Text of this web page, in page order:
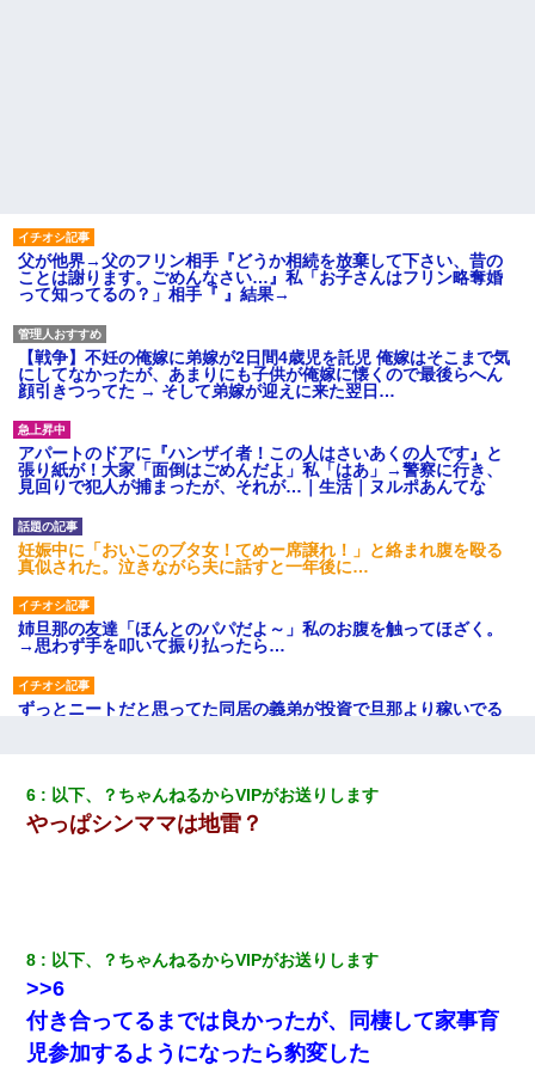
父が他界→父のフリン相手『どうか相続を放棄して下さい、昔の
ことは謝ります。ごめんなさい…』私「お子さんはフリン略奪婚
って知ってるの？」相手『 』結果→
【戦争】不妊の俺嫁に弟嫁が2日間4歳児を託児 俺嫁はそこまで気
にしてなかったが、あまりにも子供が俺嫁に懐くので最後らへん
顔引きつってた → そして弟嫁が迎えに来た翌日…
アパートのドアに『ハンザイ者！この人はさいあくの人です』と
張り紙が！大家「面倒はごめんだよ」私「はあ」→警察に行き、
見回りで犯人が捕まったが、それが…｜生活｜ヌルポあんてな
妊娠中に「おいこのブタ女！てめー席譲れ！」と絡まれ腹を殴る
真似された。泣きながら夫に話すと一年後に…
姉旦那の友達「ほんとのパパだよ～」私のお腹を触ってほざく。
→思わず手を叩いて振り払ったら…
ずっとニートだと思ってた同居の義弟が投資で旦那より稼いでる
【不幸な結婚式】新郎親族「ブスのくせにドレスなんか着ちゃっ
てさ～ほんと恥ずかしいわよね～（大声」新郎両親「！！！（土
下座」→ 結果・・・
ナンパにほいほい付いていった私、地獄に落ちる
テレワーク上司「会議中はカメラ付けろ！」女社員「え、事前連
絡無しは無理」上司「いいから付けろ！」→
6 以下、？ちゃんねるからVIPがお送りします
やっぱシンママは地雷？
8 以下、？ちゃんねるからVIPがお送りします
>>6
付き合ってるまでは良かったが、同棲して家事育
児参加するようになったら豹変した